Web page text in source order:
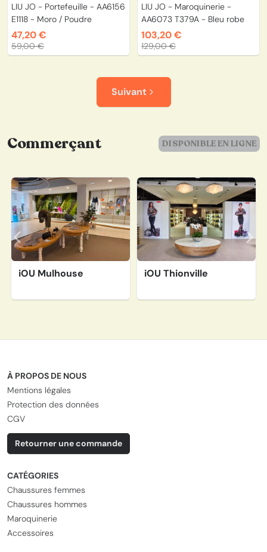
LIU JO - Portefeuille - AA6156
E1118 - Moro / Poudre
47,20 €
59,00 €
LIU JO - Maroquinerie -
AA6073 T379A - Bleu robe
103,20 €
129,00 €
Suivant
Commerçant DISPONIBLE EN LIGNE
iOU Mulhouse iOU Thionville
À PROPOS DE NOUS
Mentions légales
Protection des données
CGV
Retourner une commande
CATÉGORIES
Chaussures femmes
Chaussures hommes
Maroquinerie
Accessoires